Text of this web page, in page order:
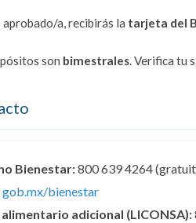
aprobado/a, recibirás la tarjeta del
son bimestrales. Verifica tu
Bienestar:800 639 4264
gob.mx/bienestar
adicional (LICONSA):